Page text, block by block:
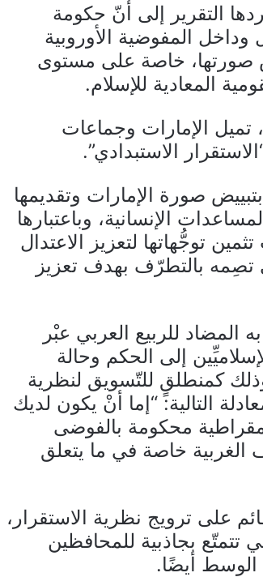
التقرير إلى أنّ حكومة
المفوضية الأوروبية
صورتها، خاصة على مستوى
المعادية للإسلام.
تميل الإمارات وجماعات
الاستبدادي”.
صورة الإمارات وتقديمها
الإنسانية، وباعتبارها
توجُّهاتها لتعزيز الاعتدال
تصِمه بالتطرّف بهدف تعزيز
المضاد للربيع العربي عبْر
إلى الحكم وحالة
كمنطلقٍ للتّسويق لنظرية
التالية: “إما أنْ يكون لديك
محكومة بالفوضى
الغربية خاصة في ما يتعلق
على ترويج نظرية الاستقرار،
بجاذبية للمحافظين
الوسط أيضًا.